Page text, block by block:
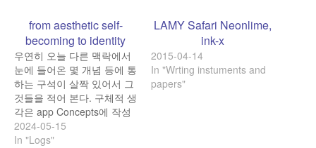
from aesthetic self-
becoming to identity
우연히 오늘 다른 맥락에서
눈에 들어온 몇 개념 등에 통
하는 구석이 살짝 있어서 그
것들을 적어 본다. 구체적 생
각은 app Concepts에 작성
하였는데 여기에는 키워드
들만. -- aesthetic self-
2024-05-15
In "Logs"
LAMY Safari Neonlime,
ink-x
2015-04-14
In "Wrting instuments and
papers"